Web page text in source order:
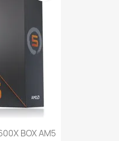
BOX AM5